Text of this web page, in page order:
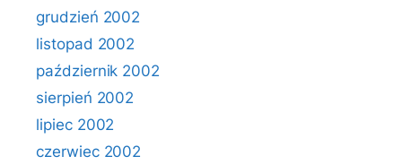
grudzień 2002
listopad 2002
październik 2002
sierpień 2002
lipiec 2002
czerwiec 2002